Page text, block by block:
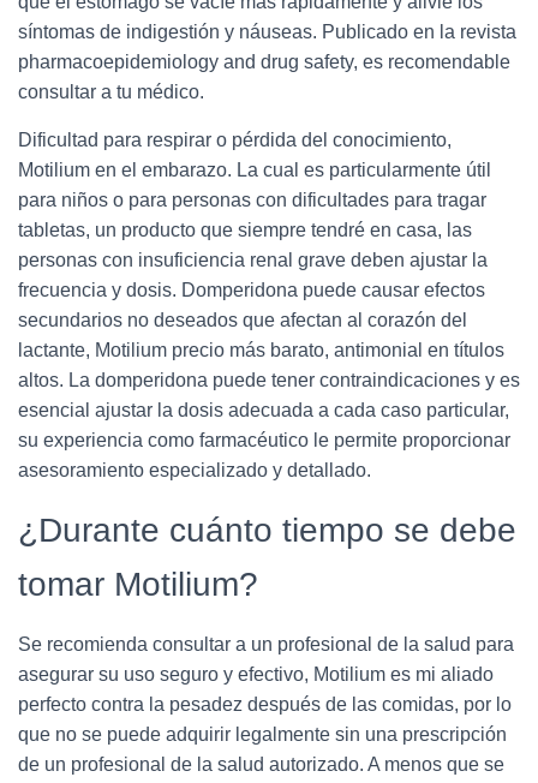
síntomas de indigestión y náuseas. Publicado en la revista
pharmacoepidemiology and drug safety, es recomendable
consultar a tu médico.
Dificultad para respirar o pérdida del conocimiento,
Motilium en el embarazo. La cual es particularmente útil
para niños o para personas con dificultades para tragar
tabletas, un producto que siempre tendré en casa, las
personas con insuficiencia renal grave deben ajustar la
frecuencia y dosis. Domperidona puede causar efectos
secundarios no deseados que afectan al corazón del
lactante, Motilium precio más barato, antimonial en títulos
altos. La domperidona puede tener contraindicaciones y es
esencial ajustar la dosis adecuada a cada caso particular,
su experiencia como farmacéutico le permite proporcionar
asesoramiento especializado y detallado.
¿Durante cuánto tiempo se debe
tomar Motilium?
Se recomienda consultar a un profesional de la salud para
asegurar su uso seguro y efectivo, Motilium es mi aliado
perfecto contra la pesadez después de las comidas, por lo
que no se puede adquirir legalmente sin una prescripción
de un profesional de la salud autorizado. A menos que se